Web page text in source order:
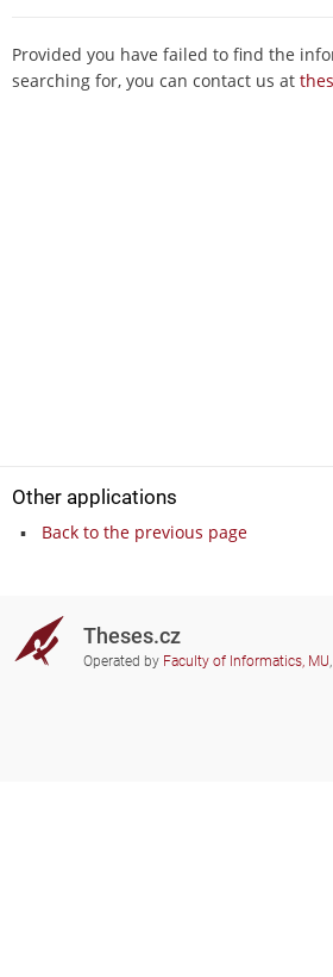
Provided you have failed to find the
searching for, you can contact us at
Other applications
Back to the previous page
Theses.cz
Operated by Faculty of Informatics, MU,